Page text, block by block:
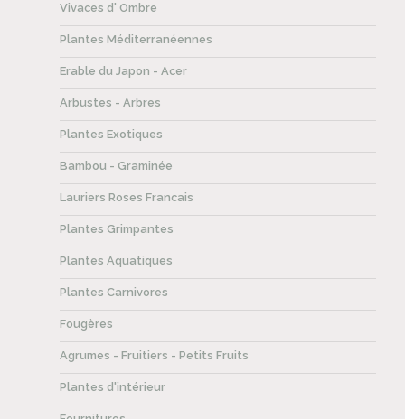
Vivaces d' Ombre
Plantes Méditerranéennes
Erable du Japon - Acer
Arbustes - Arbres
Plantes Exotiques
Bambou - Graminée
Lauriers Roses Francais
Plantes Grimpantes
Plantes Aquatiques
Plantes Carnivores
Fougères
Agrumes - Fruitiers - Petits Fruits
Plantes d'intérieur